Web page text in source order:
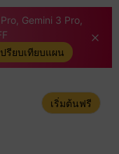
Gemini 3 Pro,
ปรียบเทียบแผน
เริ่มต้นฟรี